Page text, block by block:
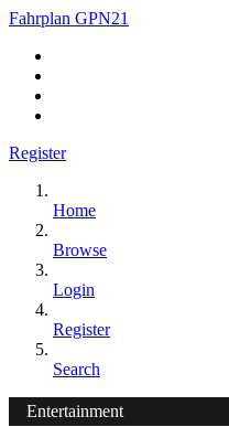
Fahrplan GPN21
Register
Home
Browse
Login
Register
Search
Entertainment